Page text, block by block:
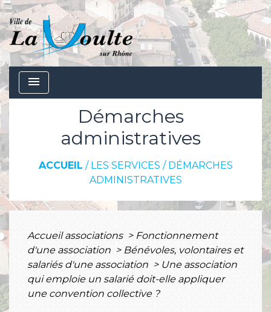
menu
Démarches
administratives
ACCUEIL / LES SERVICES / DÉMARCHES
ADMINISTRATIVES
Accueil associations > Fonctionnement
d'une association > Bénévoles, volontaires et
salariés d'une association > Une association
qui emploie un salarié doit-elle appliquer
une convention collective ?